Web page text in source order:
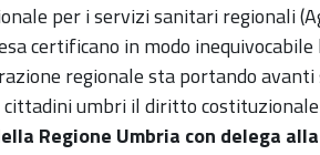
per i servizi sanitari regionali
certificano in modo inequivocabile
regionale sta portando
umbri il diritto
Regione Umbria con delega